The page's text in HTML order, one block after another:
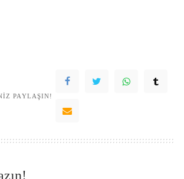
PAYLAŞIN!